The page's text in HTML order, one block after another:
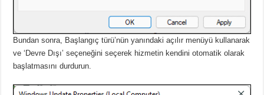
Bundan sonra, Başlangıç ​​türü’nün yanındaki açılır menüyü kullanarak
ve ‘Devre Dışı’ seçeneğini seçerek hizmetin kendini otomatik olarak
başlatmasını durdurun.